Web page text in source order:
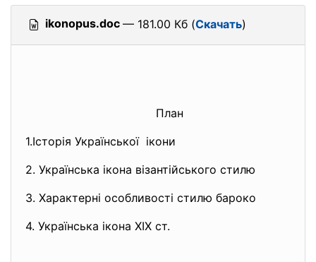
ikonopus.doc — 181.00 Кб (Скачать)
План
1.Історія Української ікони
2. Українська ікона візантійського стилю
3. Характерні особливості стилю бароко
4. Українська ікона ХІХ ст.